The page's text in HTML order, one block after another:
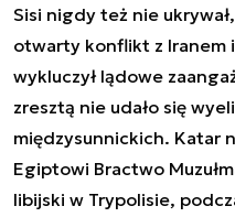
Sisi nigdy też nie
otwarty konflikt z Iranem
wykluczył lądowe
zresztą nie udało się
międzysunnickich. Katar
Egiptowi Bractwo
libijski w Trypolisie,